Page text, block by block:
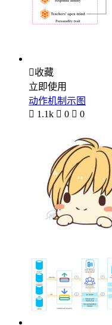
收藏
立即使用
动作机制示图
 1.1k  0  0